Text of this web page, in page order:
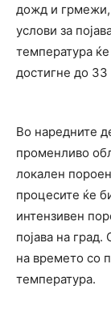
дожд и грмежи,
услови за
температура
достигне до 33
Во наредните
променливо
локален
процесите ќе
интензивен
појава на
на времето со
температура.